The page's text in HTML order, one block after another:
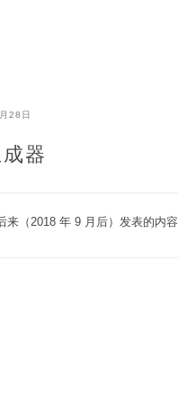
28日
器
来（2018 年 9 月后）发表的内容